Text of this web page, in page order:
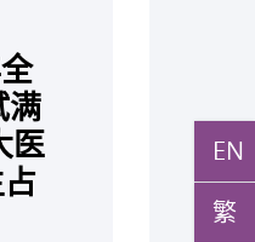
EN
繁
满
医
界
港
奖
异
药
跨
杰
讨
康
究
1